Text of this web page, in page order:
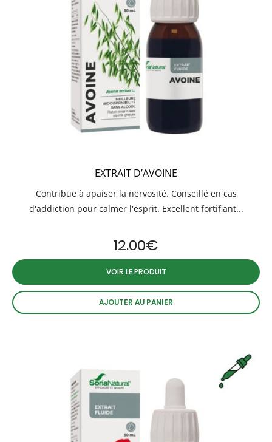
EXTRAIT D’AVOINE
Contribue à apaiser la nervosité. Conseillé en cas
d'addiction pour calmer l'esprit. Excellent fortifiant...
12.00€
VOIR LE PRODUIT
AJOUTER AU PANIER